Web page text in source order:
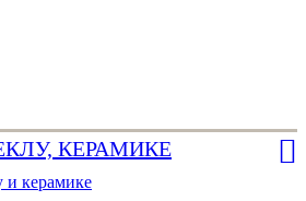
КЕРАМИКЕ
и керамике